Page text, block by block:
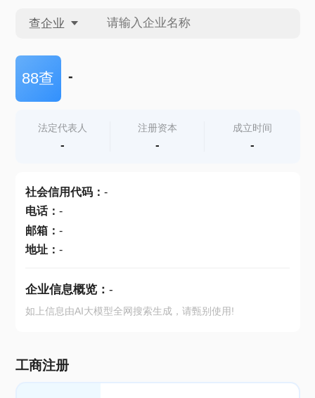
查企业
查企业
查产地
88查 -
法定代表人
-
注册资本
-
成立时间
-
社会信用代码： -
电话： -
邮箱： -
地址： -
企业信息概览： -
如上信息由AI大模型全网搜索生成，请甄别使用!
工商注册